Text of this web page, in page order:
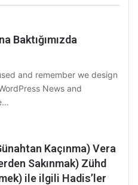
Baktığımızda
and remember we design
News and
Kaçınma) Vera
Sakınmak) Zühd
ile ilgili Hadis’ler